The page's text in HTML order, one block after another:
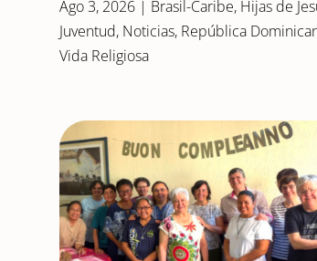
Ago 3, 2026| Brasil-Caribe, Hijas de
Juventud, Noticias, República
Vida Religiosa